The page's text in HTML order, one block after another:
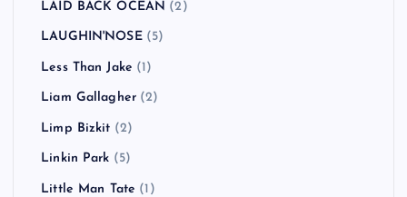
LAID BACK OCEAN (2)
LAUGHIN'NOSE(5)
Less Than Jake (1)
Liam Gallagher (2)
Limp Bizkit (2)
Linkin Park (5)
Little Man Tate (1)